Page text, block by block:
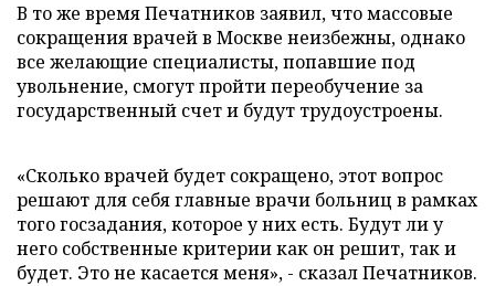
В то же время Печатников заявил, что массовые
сокращения врачей в Москве неизбежны, однако
все желающие специалисты, попавшие под
увольнение, смогут пройти переобучение за
государственный счет и будут трудоустроены.
«Сколько врачей будет сокращено, этот вопрос
решают для себя главные врачи больниц в рамках
того госзадания, которое у них есть. Будут ли у
него собственные критерии как он решит, так и
будет. Это не касается меня», - сказал Печатников.